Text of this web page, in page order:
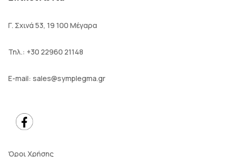
Γ. Σχινά 53, 19 100 Μέγαρα
Τηλ.: +30 22960 21148
E-mail: sales@symplegma.gr
Όροι Χρήσης